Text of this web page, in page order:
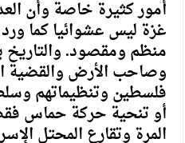
أمور كثيرة خاصة وأن
غزة ليس عشوائيا كما
منظم ومقصود.
وصاحب الأرض والقضية
فلسطين وتنظيماتهم
أو تنحية حركة حماس
المرة وتقارع المحتل